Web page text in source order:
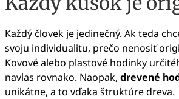
Každý človek je jedinečný. Ak teda
svoju individualitu, prečo nenosiť
Kovové alebo plastové hodinky
navlas rovnako. Naopak, drevené
unikátne, a to vďaka štruktúre dreva.